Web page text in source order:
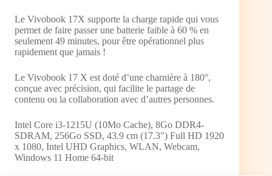
Le Vivobook 17X supporte la charge rapide qui vous
permet de faire passer une batterie faible à 60 % en
seulement 49 minutes, pour être opérationnel plus
rapidement que jamais !
Le Vivobook 17 X est doté d’une charnière à 180°,
conçue avec précision, qui facilite le partage de
contenu ou la collaboration avec d’autres personnes.
Intel Core i3-1215U (10Mo Cache), 8Go DDR4-
SDRAM, 256Go SSD, 43.9 cm (17.3″) Full HD 1920
x 1080, Intel UHD Graphics, WLAN, Webcam,
Windows 11 Home 64-bit